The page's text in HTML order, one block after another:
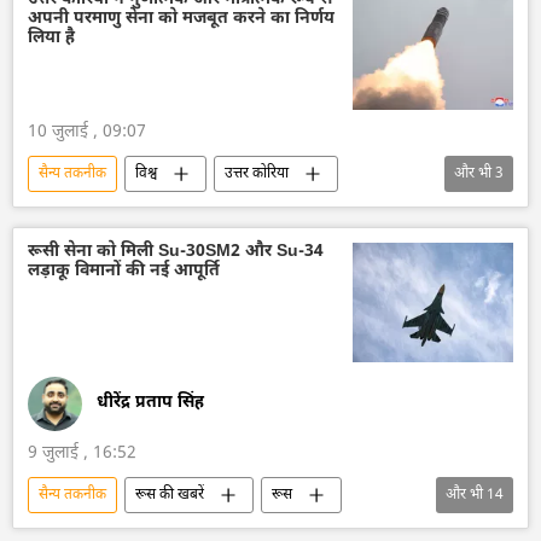
तकनीकी विकास
अपनी परमाणु सेना को मजबूत करने का निर्णय
लिया है
10 जुलाई , 09:07
सैन्य तकनीक विश्व
उत्तर कोरिया
किम जोंग उन
तकनीकी विकास
परमाणु हथियार
और भी3
रूसी सेना को मिली Su-30SM2 और Su-34
लड़ाकू विमानों की नई आपूर्ति
धीरेंद्र प्रताप सिंह
9 जुलाई , 16:52
सैन्य तकनीक रूस की खबरें
रूस
रूस का विकास
मास्को लड़ाकू विमान
और भी14